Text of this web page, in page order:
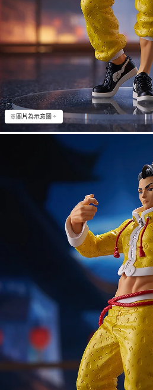
※圖片為示意圖。